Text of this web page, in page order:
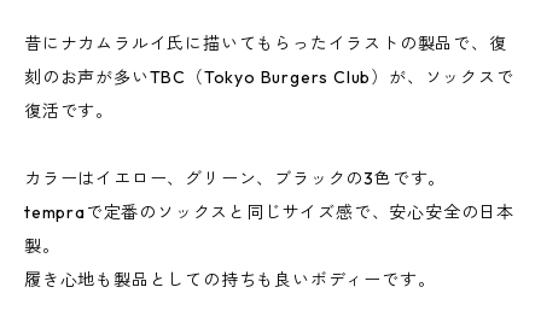
昔にナカムラルイ氏に描いてもらったイラストの製品で、復
刻のお声が多いTBC（Tokyo Burgers Club）が、ソックスで
復活です。
カラーはイエロー、グリーン、ブラックの3色です。
tempraで定番のソックスと同じサイズ感で、安心安全の日本
製。
履き心地も製品としての持ちも良いボディーです。